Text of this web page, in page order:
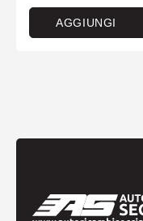
AGGIUNGI